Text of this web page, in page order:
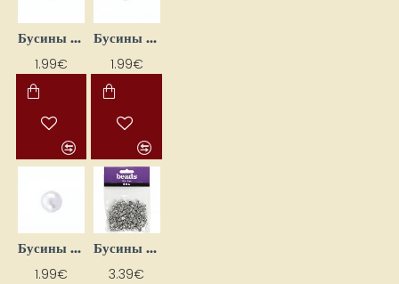
Бусины белые 4 мм (100 шт.)
1.99€
Бусины белые 5 мм (80 шт.)
1.99€
Бусины белые 6 мм (60 шт.)
1.99€
Бусины для подвесных букв — серебро 21 г
3.39€